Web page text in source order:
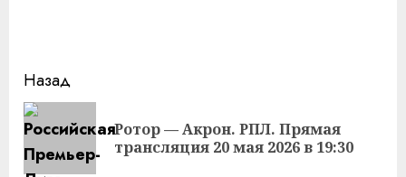
Продолжить
чтение
Назад
Ротор — Акрон. РПЛ. Прямая
трансляция 20 мая 2026 в 19:30